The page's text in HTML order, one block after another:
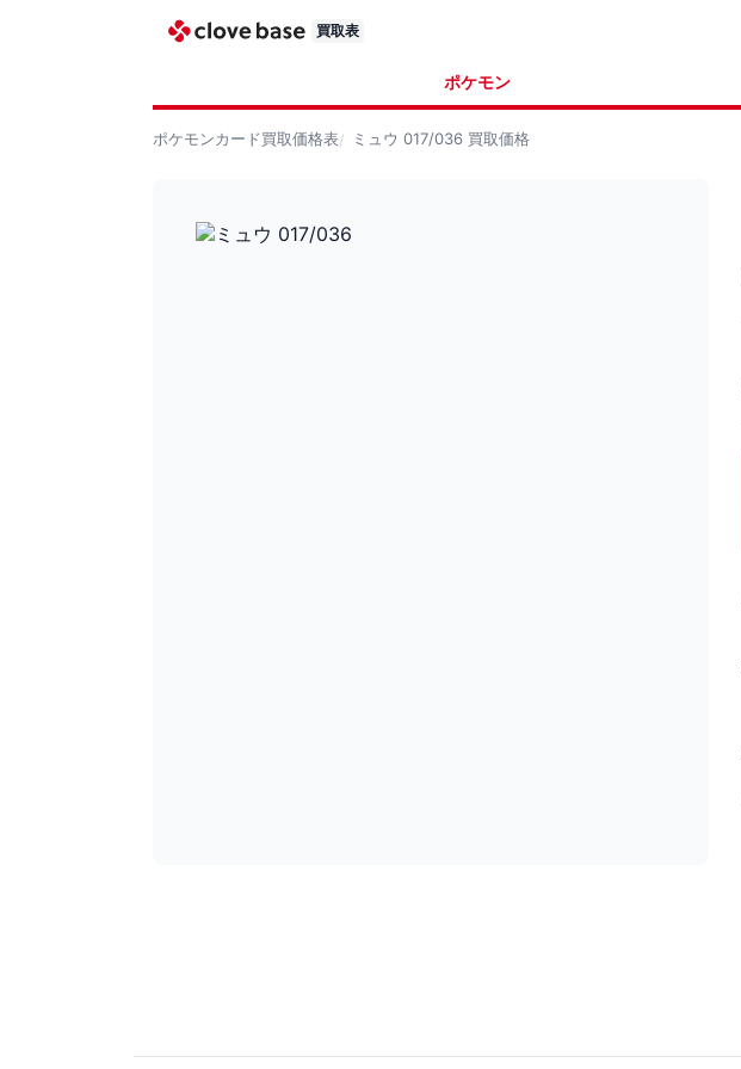
買取表
ポケモン
ポケモンカード買取価格表 ミュウ 017/036 買取価格